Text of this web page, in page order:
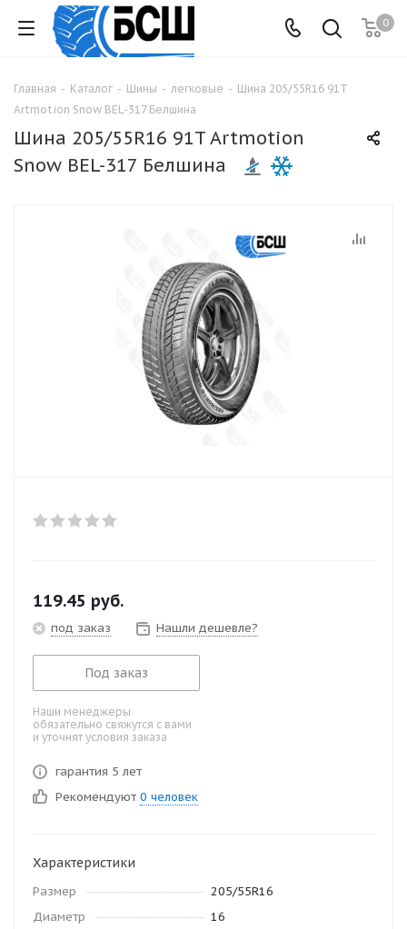
0
Главная - Каталог - Шины - легковые - Шина 205/55R16 91T
Artmotion Snow BEL-317 Белшина
Шина 205/55R16 91T Artmotion
Snow BEL-317 Белшина
119.45 руб.
под заказ Нашли дешевле?
Под заказ
Наши менеджеры
обязательно свяжутся с вами
и уточнят условия заказа
гарантия 5 лет
Рекомендуют 0 человек
Характеристики
Размер
205/55R16
Диаметр
16